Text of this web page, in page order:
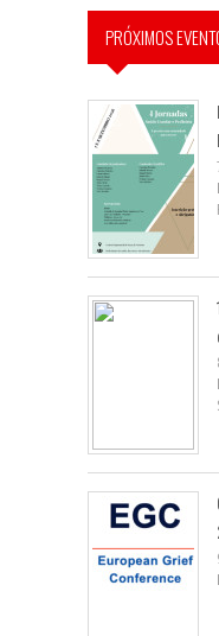
PRÓXIMOS